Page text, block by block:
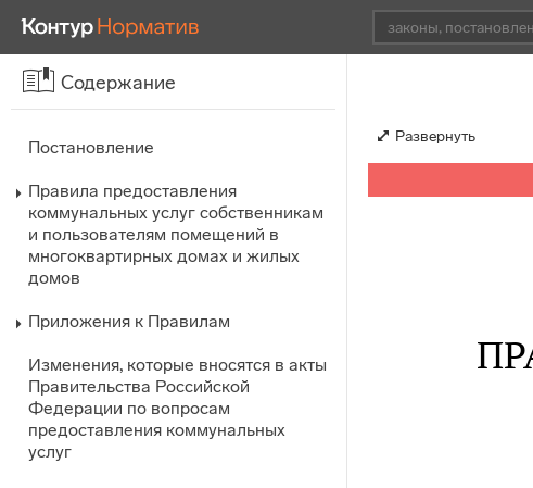
Содержание
Постановление
Правила предоставления
коммунальных услуг собственникам
и пользователям помещений в
многоквартирных домах и жилых
домов
Приложения к Правилам
Изменения, которые вносятся в акты
Правительства Российской
Федерации по вопросам
предоставления коммунальных
услуг
Развернуть